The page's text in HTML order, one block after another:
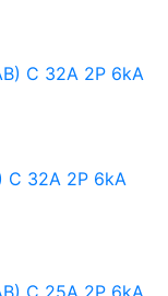
C 32A 2P 6kA